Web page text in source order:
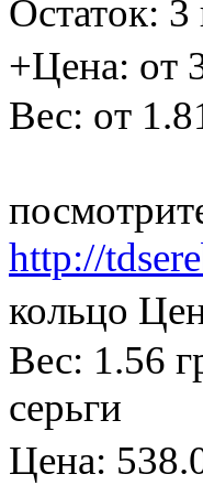
Остаток: 3
+Цена: от
Вес: от
http://
кольцо
Вес: 1.56
серьги
Цена: